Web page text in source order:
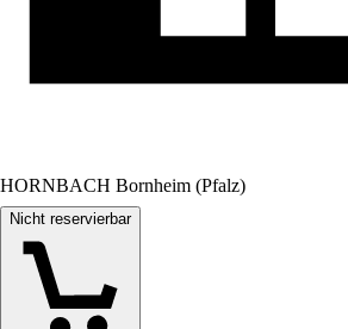
HORNBACH Bornheim (Pfalz)
Nicht reservierbar